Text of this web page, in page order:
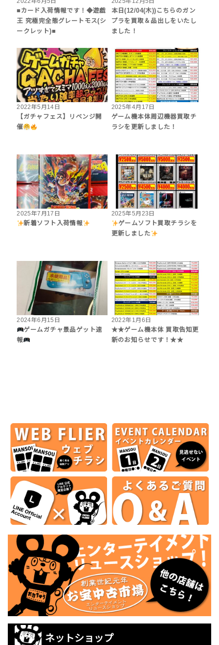
■カード入荷情報です！◆遊戯
王 究極完全態グレートモス(シ
ークレット)■
本日(12/04(木))こちらのガン
プラを買取＆品出しをいたし
ました！
2022年5月14日
【ガチャフェス】リベンジ開
催
2025年4月17日
ゲーム機本体周辺機器買取チ
ラシを更新しました！
2025年7月17日
新着ソフト入荷情報
2025年5月23日
ゲームソフト買取チラシを
更新しました
2024年6月15日
ゲームガチャ景品ゲット速
報
2022年1月6日
★★ゲーム機本体 買取告知更
新のお知らせです！★★
ネットショップ